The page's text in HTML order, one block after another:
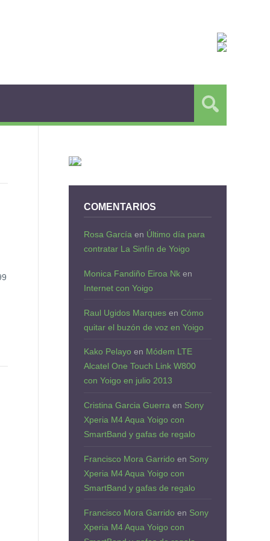
COMENTARIOS
Rosa García en Último día para
contratar La Sinfín de Yoigo
Monica Fandiño Eiroa Nk en
Internet con Yoigo
Raul Ugidos Marques en Cómo
quitar el buzón de voz en Yoigo
Kako Pelayo en Módem LTE
Alcatel One Touch Link W800
con Yoigo en julio 2013
Cristina Garcia Guerra en Sony
Xperia M4 Aqua Yoigo con
SmartBand y gafas de regalo
Francisco Mora Garrido en Sony
Xperia M4 Aqua Yoigo con
SmartBand y gafas de regalo
Francisco Mora Garrido en Sony
Xperia M4 Aqua Yoigo con